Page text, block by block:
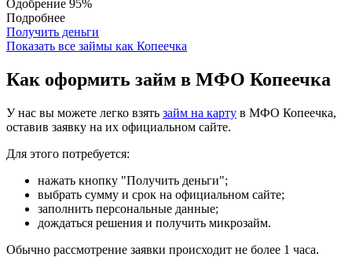
Одобрение 95%
Подробнее
Получить деньги
Показать все займы как Копеечка
Как оформить займ в МФО Копеечка
У нас вы можете легко взять займ на карту в МФО Копеечка,
оставив заявку на их официальном сайте.
Для этого потребуется:
нажать кнопку "Получить деньги";
выбрать сумму и срок на официальном сайте;
заполнить персональные данные;
дождаться решения и получить микрозайм.
Обычно рассмотрение заявки происходит не более 1 часа.